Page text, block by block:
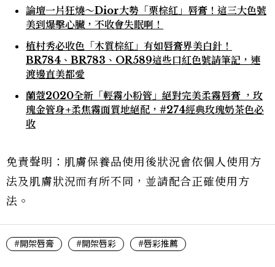
論壇一片狂燒～Dior大勢「栗棕紅」唇膏！這三大色號
美到爆擊心臟，不收會失眠啊！
植村秀必收色「木質棕紅」有如唇膏界美白針！
BR784、BR783、OR589這些口紅色號請筆記，連
渡邊直美都愛
蘭蔻2020全新「輕霧小粉管」絕對完美柔霧唇膏 ，玫
瑰金管身+柔焦霧面質地絕配，#274經典玫瑰奶茶色必
收
免責聲明：肌膚保養品使用後狀況會依個人使用方
法及肌膚狀況而有所不同，並請配合正確使用方
法。
#開架唇膏 #開架唇彩 #唇彩推薦